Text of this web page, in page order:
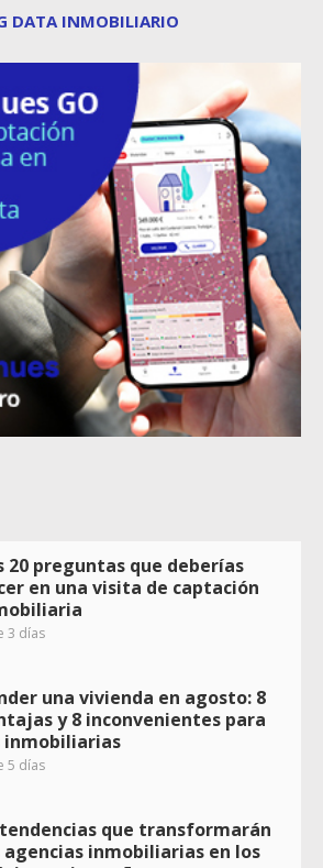
DATA INMOBILIARIO
20 preguntas que deberías
en una visita de captación
3 días
una vivienda en agosto: 8
y 8 inconvenientes para
inmobiliarias
5 días
que transformarán
agencias inmobiliarias en los